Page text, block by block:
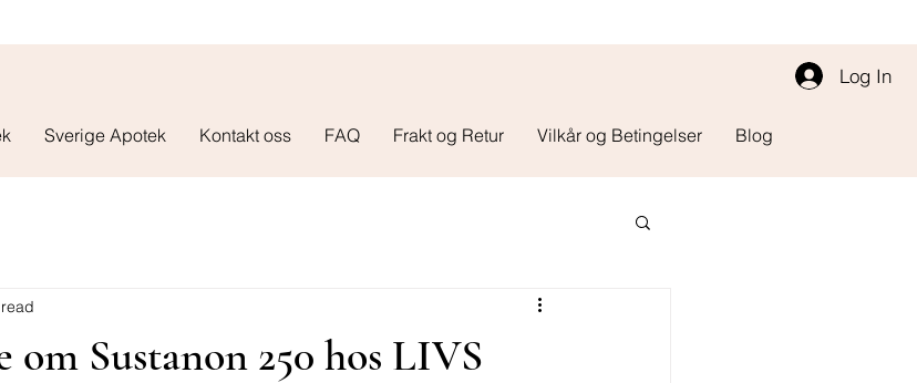
Log In
Sverige Apotek Kontakt oss FAQ Frakt og Retur Vilkår og Betingelser Blog
Sustanon 250 hos LIVS